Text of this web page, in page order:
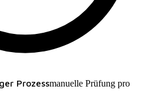
Prozessmanuelle Prüfung pro